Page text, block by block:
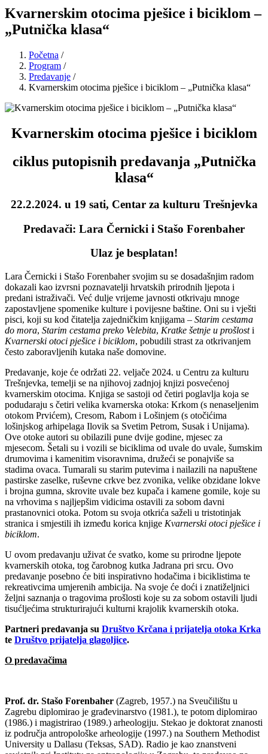
Kvarnerskim otocima pješice i biciklom –
„Putnička klasa“
Početna /
Program /
Predavanje /
Kvarnerskim otocima pješice i biciklom – „Putnička klasa“
Kvarnerskim otocima pješice i biciklom
ciklus putopisnih predavanja „Putnička
klasa“
22.2.2024. u 19 sati, Centar za kulturu Trešnjevka
Predavači: Lara Černicki i Stašo Forenbaher
Ulaz je besplatan!
Lara Černicki i Stašo Forenbaher svojim su se dosadašnjim radom
dokazali kao izvrsni poznavatelji hrvatskih prirodnih ljepota i
predani istraživači. Već dulje vrijeme javnosti otkrivaju mnoge
zapostavljene spomenike kulture i povijesne baštine. Oni su i vješti
pisci, koji su kod čitatelja zajedničkim knjigama – Starim cestama
do mora, Starim cestama preko Velebita, Kratke šetnje u prošlosti
Kvarnerski otoci pješice i biciklom, pobudili strast za otkrivanjem
često zaboravljenih kutaka naše domovine.
Predavanje, koje će održati 22. veljače 2024. u Centru za kulturu
Trešnjevka, temelji se na njihovoj zadnjoj knjizi posvećenoj
kvarnerskim otocima. Knjiga se sastoji od četiri poglavlja koja se
podudaraju s četiri velika kvarnerska otoka: Krkom (s nenaseljenim
otokom Prvićem), Cresom, Rabom i Lošinjem (s otočićima
lošinjskog arhipelaga Ilovik sa Svetim Petrom, Susak i Unijama).
Ove otoke autori su obilazili pune dvije godine, mjesec za
mjesecom. Šetali su i vozili se biciklima od uvale do uvale, šumskim
drumovima i kamenitim visoravnima, družeći se ponajviše sa
stadima ovaca. Tumarali su starim putevima i nailazili na napuštene
pastirske zaselke, ruševne crkve bez zvonika, velike obzidane lokve
i brojna gumna, skrovite uvale bez kupača i kamene gomile, koje su
na vrhovima s najljepšim vidicima ostavili za sobom davni
prastanovnici otoka. Potom su svoja otkrića saželi u tristotinjak
stranica i smjestili ih između korica knjige Kvarnerski otoci pješice i
biciklom.
U ovom predavanju uživat će svatko, kome su prirodne ljepote
kvarnerskih otoka, tog čarobnog kutka Jadrana pri srcu. Ovo
predavanje posebno će biti inspirativno hodačima i biciklistima te
rekreativcima umjerenih ambicija. Na svoje će doći i znatiželjnici
željni saznanja o tragovima prošlosti koje su za sobom ostavili ljudi
tisućljećima strukturirajući kulturni krajolik kvarnerskih otoka.
Partneri predavanja su Društvo Krčana i prijatelja otoka Krka
te Društvo prijatelja glagoljice.
O predavačima
Prof. dr. Stašo Forenbaher (Zagreb, 1957.) na Sveučilištu u
Zagrebu diplomirao je građevinarstvo (1981.), te potom diplomirao
(1986.) i magistrirao (1989.) arheologiju. Stekao je doktorat znanosti
iz područja antropološke arheologije (1997.) na Southern Methodist
University u Dallasu (Teksas, SAD). Radio je kao znanstveni